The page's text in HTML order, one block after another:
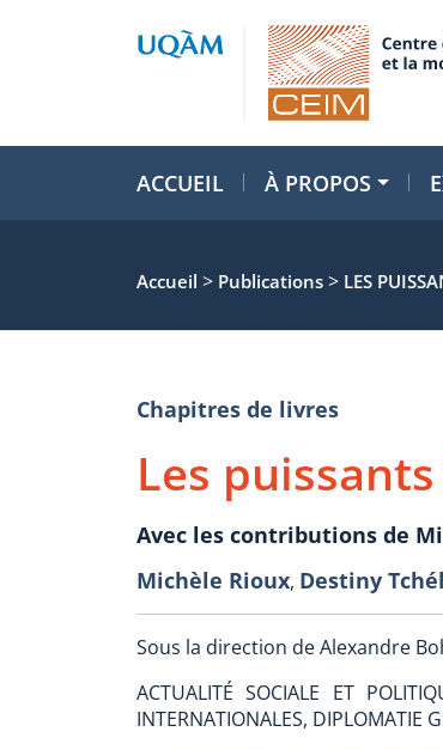
ACCUEIL À PROPOS
Accueil > Publications > LES
Chapitres de livres
Les
Avec les contributions de
Michèle Rioux, Destiny
Sous la direction de Alexandre
ACTUALITÉ SOCIALE ET
INTERNATIONALES, DIPLOMATIE